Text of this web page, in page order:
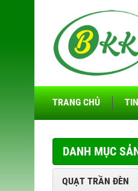
TRANG CHỦ
DANH MỤC
QUẠT TRẦN ĐÈN